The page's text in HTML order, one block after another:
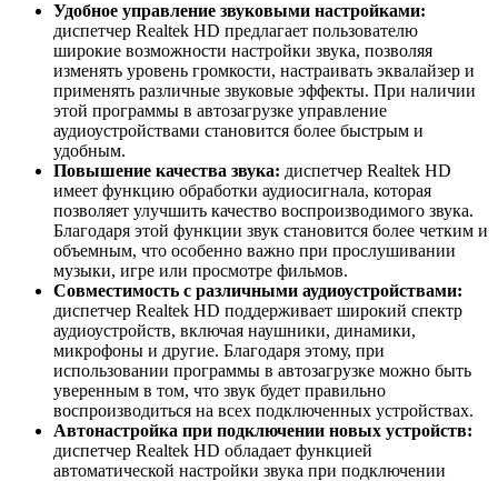
Удобное управление звуковыми настройками:
диспетчер Realtek HD предлагает пользователю
широкие возможности настройки звука, позволяя
изменять уровень громкости, настраивать эквалайзер и
применять различные звуковые эффекты. При наличии
этой программы в автозагрузке управление
аудиоустройствами становится более быстрым и
удобным.
Повышение качества звука: диспетчер Realtek HD
имеет функцию обработки аудиосигнала, которая
позволяет улучшить качество воспроизводимого звука.
Благодаря этой функции звук становится более четким и
объемным, что особенно важно при прослушивании
музыки, игре или просмотре фильмов.
Совместимость с различными аудиоустройствами:
диспетчер Realtek HD поддерживает широкий спектр
аудиоустройств, включая наушники, динамики,
микрофоны и другие. Благодаря этому, при
использовании программы в автозагрузке можно быть
уверенным в том, что звук будет правильно
воспроизводиться на всех подключенных устройствах.
Автонастройка при подключении новых устройств:
диспетчер Realtek HD обладает функцией
автоматической настройки звука при подключении